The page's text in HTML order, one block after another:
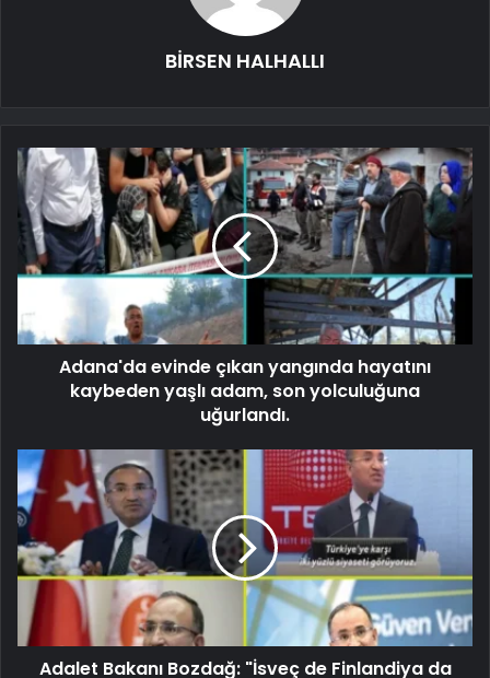
BİRSEN HALHALLI
Adana'da evinde çıkan yangında hayatını
kaybeden yaşlı adam, son yolculuğuna
uğurlandı.
Adalet Bakanı Bozdağ: "İsveç de Finlandiya da